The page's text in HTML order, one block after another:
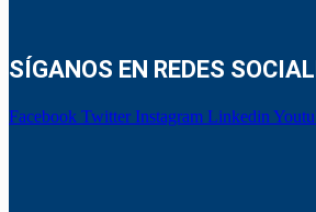
SÍGANOS EN REDES
Facebook Twitter Instagram Linkedin